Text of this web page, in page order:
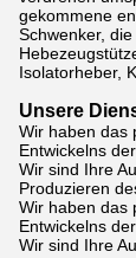
gekommene
Schwenker,
Isolatorheber,
Unsere
Wir haben das
Entwickelns
Wir sind Ihre
Produzieren
Wir haben das
Entwickelns
Wir sind Ihre